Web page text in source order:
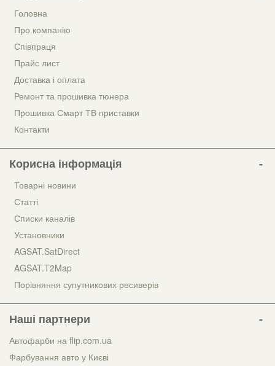
Головна
Про компанію
Співпраця
Прайс лист
Доставка і оплата
Ремонт та прошивка тюнера
Прошивка Смарт ТВ приставки
Контакти
Корисна інформація
Товарні новини
Статті
Списки каналів
Установники
AGSAT.SatDirect
AGSAT.T2Map
Порівняння супутникових ресиверів
Наші партнери
Автофарби на flip.com.ua
Фарбування авто у Києві